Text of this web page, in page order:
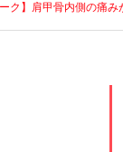
ーク】肩甲骨内側の痛